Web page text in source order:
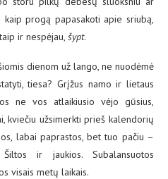
progą papasakoti apie sriubą,
ir nespėjau, šypt.
dienom už lango, ne nuodėmė
tiesa? Grįžus namo ir lietaus
ne vos atlaikiusio vėjo gūsius,
kviečiu užsimerkti prieš kalendorių
labai paprastos, bet tuo pačiu –
ir jaukios. Subalansuotos
visais metų laikais.